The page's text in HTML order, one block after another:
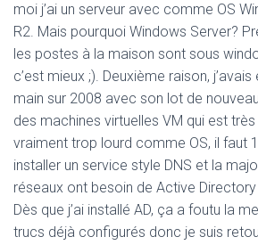
moi j’ai un serveur avec comme OS
R2. Mais pourquoi Windows Server?
les postes à la maison sont sous
c’est mieux ;). Deuxième raison,
main sur 2008 avec son lot de
des machines virtuelles VM qui est
vraiment trop lourd comme OS, il faut
installer un service style DNS et la
réseaux ont besoin de Active
Dès que j’ai installé AD, ça a foutu la
trucs déjà configurés donc je suis